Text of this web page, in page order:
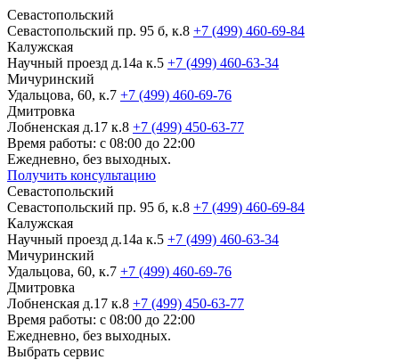
Севастопольский
Севастопольский пр. 95 б, к.8 +7 (499) 460-69-84
Калужская
Научный проезд д.14а к.5 +7 (499) 460-63-34
Мичуринский
Удальцова, 60, к.7 +7 (499) 460-69-76
Дмитровка
Лобненская д.17 к.8 +7 (499) 450-63-77
Время работы: с 08:00 до 22:00
Ежедневно, без выходных.
Получить консультацию
Севастопольский
Севастопольский пр. 95 б, к.8 +7 (499) 460-69-84
Калужская
Научный проезд д.14а к.5 +7 (499) 460-63-34
Мичуринский
Удальцова, 60, к.7 +7 (499) 460-69-76
Дмитровка
Лобненская д.17 к.8 +7 (499) 450-63-77
Время работы: с 08:00 до 22:00
Ежедневно, без выходных.
Выбрать сервис